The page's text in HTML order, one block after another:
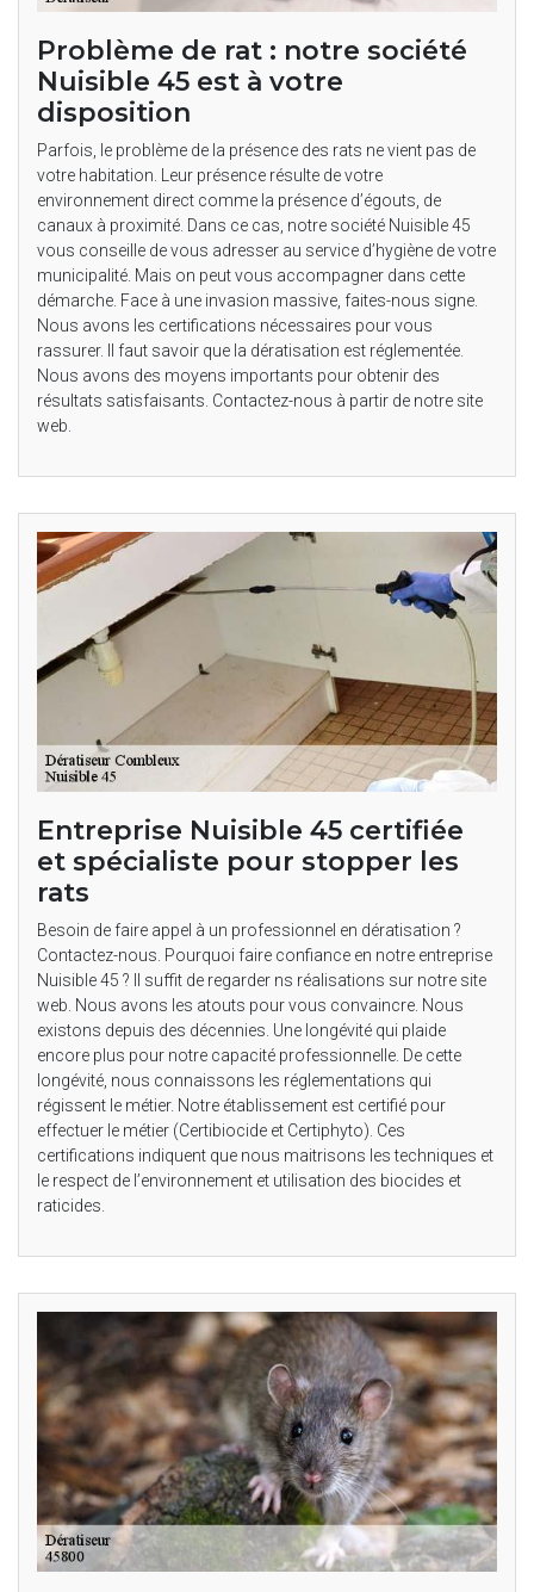
Problème de rat : notre société
Nuisible 45 est à votre
disposition
Parfois, le problème de la présence des rats ne vient pas de
votre habitation. Leur présence résulte de votre
environnement direct comme la présence d’égouts, de
canaux à proximité. Dans ce cas, notre société Nuisible 45
vous conseille de vous adresser au service d’hygiène de votre
municipalité. Mais on peut vous accompagner dans cette
démarche. Face à une invasion massive, faites-nous signe.
Nous avons les certifications nécessaires pour vous
rassurer. Il faut savoir que la dératisation est réglementée.
Nous avons des moyens importants pour obtenir des
résultats satisfaisants. Contactez-nous à partir de notre site
web.
Entreprise Nuisible 45 certifiée
et spécialiste pour stopper les
rats
Besoin de faire appel à un professionnel en dératisation ?
Contactez-nous. Pourquoi faire confiance en notre entreprise
Nuisible 45 ? Il suffit de regarder ns réalisations sur notre site
web. Nous avons les atouts pour vous convaincre. Nous
existons depuis des décennies. Une longévité qui plaide
encore plus pour notre capacité professionnelle. De cette
longévité, nous connaissons les réglementations qui
régissent le métier. Notre établissement est certifié pour
effectuer le métier (Certibiocide et Certiphyto). Ces
certifications indiquent que nous maitrisons les techniques et
le respect de l’environnement et utilisation des biocides et
raticides.